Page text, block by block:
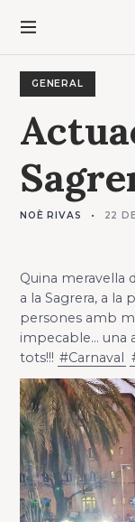
GENERAL
NOÈ RIVAS 22
Quina meravella
a la Sagrera, a la
persones amb
impecable… una
tots!!! #Carnaval